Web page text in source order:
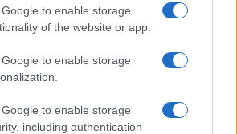
to enable storage
of the website or app.
to enable storage
to enable storage
including authentication